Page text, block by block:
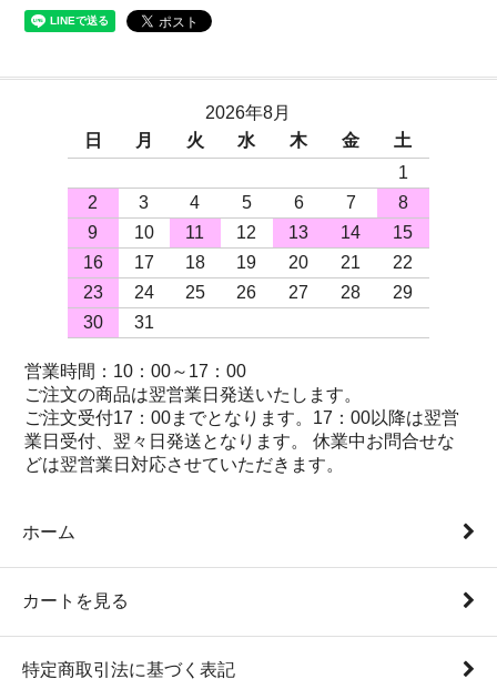
2026年8月
日
月 火 水 木 金
土
1
2
3 4 5 6 7
8
9
10 11 12 13 14
15
16
17 18 19 20 21
22
23
24 25 26 27 28
29
30
31
営業時間：10：00～17：00
ご注文の商品は翌営業日発送いたします。
ご注文受付17：00までとなります。17：00以降は翌営
業日受付、翌々日発送となります。 休業中お問合せな
どは翌営業日対応させていただきます。
ホーム
カートを見る
特定商取引法に基づく表記